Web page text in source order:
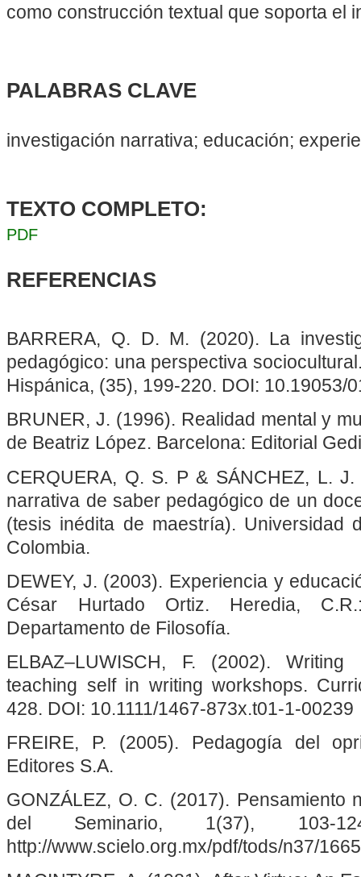
como construcción textual que soporta el
PALABRAS CLAVE
investigación narrativa; educación;
TEXTO COMPLETO:
PDF
REFERENCIAS
BARRERA, Q. D. M. (2020). La
pedagógico: una perspectiva
Hispánica, (35), 199-220. DOI: 10.19053/
BRUNER, J. (1996). Realidad mental y
de Beatriz López. Barcelona: Editorial
CERQUERA, Q. S. P & SÁNCHEZ, L.
narrativa de saber pedagógico de un
(tesis inédita de maestría). Universidad
Colombia.
DEWEY, J. (2003). Experiencia y
César Hurtado Ortiz. Heredia,
Departamento de Filosofía.
ELBAZ–LUWISCH, F. (2002).
teaching self in writing workshops.
428. DOI: 10.1111/1467-873x.t01-1-00239
FREIRE, P. (2005). Pedagogía del
Editores S.A.
GONZÁLEZ, O. C. (2017). Pensamiento
del Seminario, 1(37), 103-
http://www.scielo.org.mx/pdf/tods/n37/